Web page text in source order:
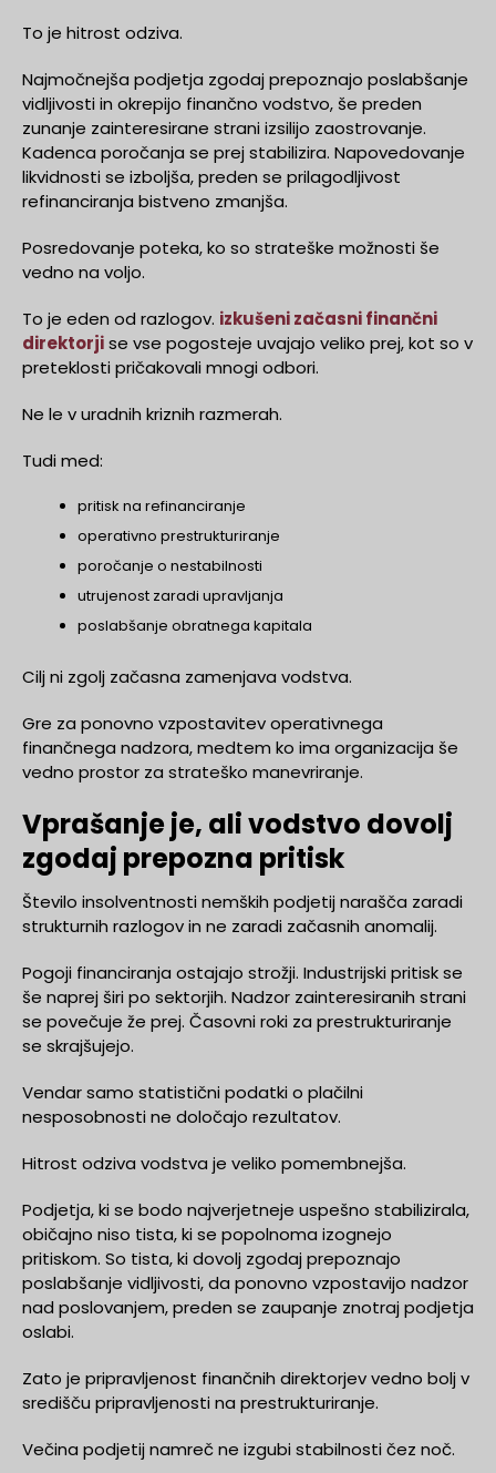
To je hitrost odziva.
Najmočnejša podjetja zgodaj prepoznajo poslabšanje
vidljivosti in okrepijo finančno vodstvo, še preden
zunanje zainteresirane strani izsilijo zaostrovanje.
Kadenca poročanja se prej stabilizira. Napovedovanje
likvidnosti se izboljša, preden se prilagodljivost
refinanciranja bistveno zmanjša.
Posredovanje poteka, ko so strateške možnosti še
vedno na voljo.
To je eden od razlogov. izkušeni začasni finančni
direktorjise vse pogosteje uvajajo veliko prej, kot so v
preteklosti pričakovali mnogi odbori.
Ne le v uradnih kriznih razmerah.
Tudi med:
pritisk na refinanciranje
operativno prestrukturiranje
poročanje o nestabilnosti
utrujenost zaradi upravljanja
poslabšanje obratnega kapitala
Cilj ni zgolj začasna zamenjava vodstva.
Gre za ponovno vzpostavitev operativnega
finančnega nadzora, medtem ko ima organizacija še
vedno prostor za strateško manevriranje.
Vprašanje je, ali vodstvo dovolj
zgodaj prepozna pritisk
Število insolventnosti nemških podjetij narašča zaradi
strukturnih razlogov in ne zaradi začasnih anomalij.
Pogoji financiranja ostajajo strožji. Industrijski pritisk se
še naprej širi po sektorjih. Nadzor zainteresiranih strani
se povečuje že prej. Časovni roki za prestrukturiranje
se skrajšujejo.
Vendar samo statistični podatki o plačilni
nesposobnosti ne določajo rezultatov.
Hitrost odziva vodstva je veliko pomembnejša.
Podjetja, ki se bodo najverjetneje uspešno stabilizirala,
običajno niso tista, ki se popolnoma izognejo
pritiskom. So tista, ki dovolj zgodaj prepoznajo
poslabšanje vidljivosti, da ponovno vzpostavijo nadzor
nad poslovanjem, preden se zaupanje znotraj podjetja
oslabi.
Zato je pripravljenost finančnih direktorjev vedno bolj v
središču pripravljenosti na prestrukturiranje.
Večina podjetij namreč ne izgubi stabilnosti čez noč.